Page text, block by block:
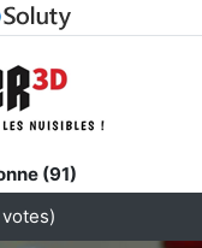
(91)
votes)